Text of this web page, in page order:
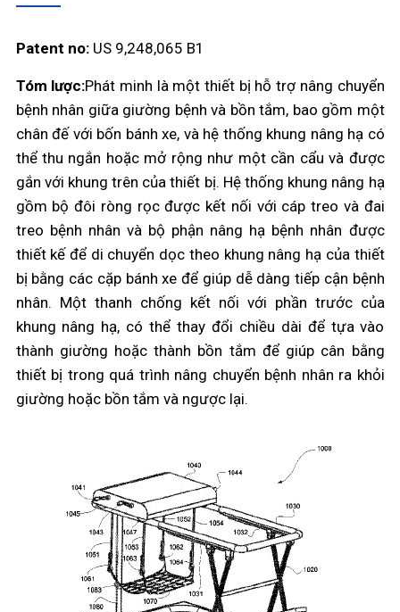
Patent no:US 9,248,065 B1
Tóm lược:Phát minh là một thiết bị hỗ trợ nâng chuyển
bệnh nhân giữa giường bệnh và bồn tắm, bao gồm một
chân đế với bốn bánh xe, và hệ thống khung nâng hạ có
thể thu ngắn hoặc mở rộng như một cần cẩu và được
gắn với khung trên của thiết bị. Hệ thống khung nâng hạ
gồm bộ đôi ròng rọc được kết nối với cáp treo và đai
treo bệnh nhân và bộ phận nâng hạ bệnh nhân được
thiết kế để di chuyển dọc theo khung nâng hạ của thiết
bị bằng các cặp bánh xe để giúp dễ dàng tiếp cận bệnh
nhân. Một thanh chống kết nối với phần trước của
khung nâng hạ, có thể thay đổi chiều dài để tựa vào
thành giường hoặc thành bồn tắm để giúp cân bằng
thiết bị trong quá trình nâng chuyển bệnh nhân ra khỏi
giường hoặc bồn tắm và ngược lại.